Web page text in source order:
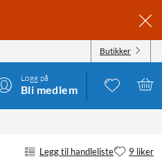
Butikker
Logg på
Bli medlem
Legg til handleliste 9 liker